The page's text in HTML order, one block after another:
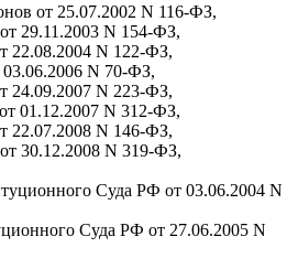
от 25.07.2002 N 116-ФЗ,
29.11.2003 N 154-ФЗ,
22.08.2004 N 122-ФЗ,
N 70-ФЗ,
24.09.2007 N 223-ФЗ,
01.12.2007 N 312-ФЗ,
22.07.2008 N 146-ФЗ,
30.12.2008 N 319-ФЗ,
Суда РФ от 03.06.2004 N
Суда РФ от 27.06.2005 N